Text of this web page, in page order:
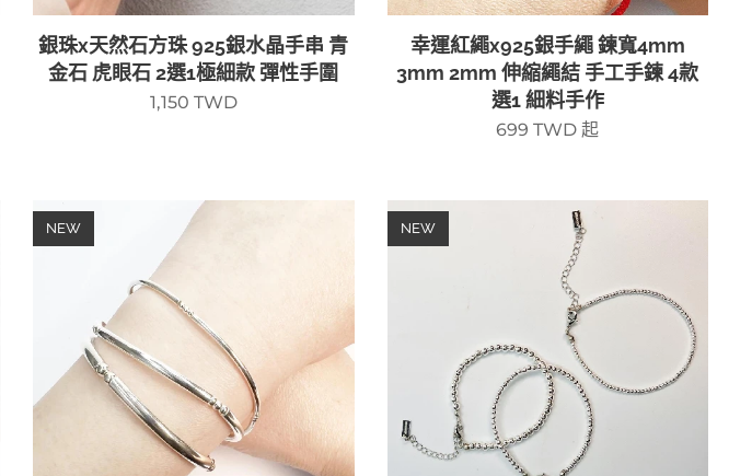
銀珠x天然石方珠 925銀水晶手串 青
金石 虎眼石 2選1極細款 彈性手圍
1,150 TWD
幸運紅繩x925銀手繩 鍊寬4mm
3mm 2mm 伸縮繩結 手工手鍊 4款
選1 細料手作
699 TWD 起
NEW NEW